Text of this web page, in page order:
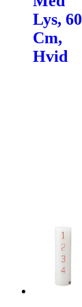
Lys, 60
Cm,
Hvid